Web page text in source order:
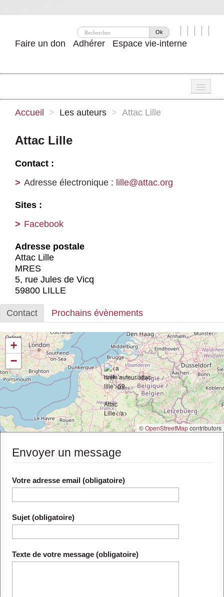
Ok
Faire un don Adhérer Espace vie-interne
Nos idées
Se mobiliser
Publications
Agenda
Actus et médias
Boutique
Accueil > Les auteurs > Attac Lille
Attac Lille
Contact :
Adresse électronique : lille@attac.org
Sites :
Facebook
Adresse postale
Attac Lille
MRES
5, rue Jules de Vicq
59800 LILLE
Contact Prochains évènements
+
−
©OpenStreetMapcontributors
Envoyer un message
Votre adresse email (obligatoire)
Sujet (obligatoire)
Texte de votre message (obligatoire)